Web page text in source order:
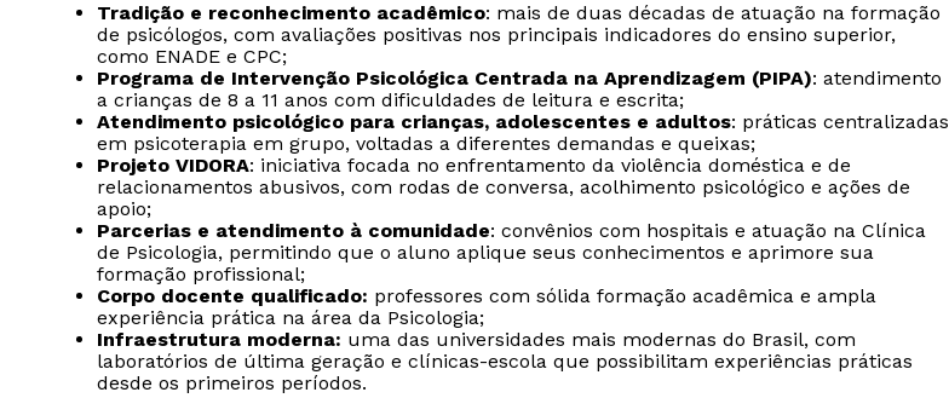
Tradição e reconhecimento acadêmico: mais de duas décadas de atuação na formação
de psicólogos, com avaliações positivas nos principais indicadores do ensino superior,
como ENADE e CPC;
Programa de Intervenção Psicológica Centrada na Aprendizagem (PIPA): atendimento
a crianças de 8 a 11 anos com dificuldades de leitura e escrita;
Atendimento psicológico para crianças, adolescentes e adultos: práticas centralizadas
em psicoterapia em grupo, voltadas a diferentes demandas e queixas;
Projeto VIDORA: iniciativa focada no enfrentamento da violência doméstica e de
relacionamentos abusivos, com rodas de conversa, acolhimento psicológico e ações de
apoio;
Parcerias e atendimento à comunidade: convênios com hospitais e atuação na Clínica
de Psicologia, permitindo que o aluno aplique seus conhecimentos e aprimore sua
formação profissional;
Corpo docente qualificado: professores com sólida formação acadêmica e ampla
experiência prática na área da Psicologia;
Infraestrutura moderna: uma das universidades mais modernas do Brasil, com
laboratórios de última geração e clínicas-escola que possibilitam experiências práticas
desde os primeiros períodos.